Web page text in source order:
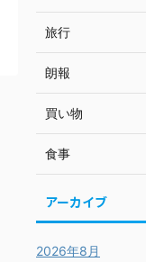
旅行
朗報
買い物
食事
アーカイブ
2026年8月